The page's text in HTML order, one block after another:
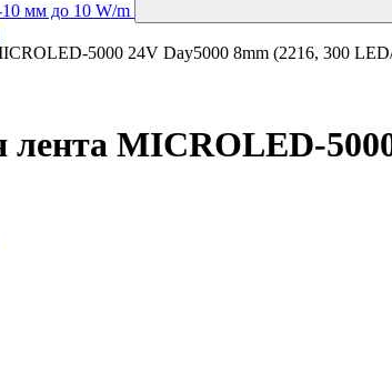
мм до 10 W/m
5000 24V Day5000 8mm (2216, 300
лента MICROLED-